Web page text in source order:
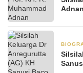
Adnan